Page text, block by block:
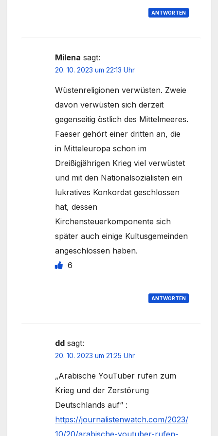
ANTWORTEN
Milena sagt:
20. 10. 2023 um 22:13 Uhr
Wüstenreligionen verwüsten. Zweie
davon verwüsten sich derzeit
gegenseitig östlich des Mittelmeeres.
Faeser gehört einer dritten an, die
in Mitteleuropa schon im
Dreißigjährigen Krieg viel verwüstet
und mit den Nationalsozialisten ein
lukratives Konkordat geschlossen
hat, dessen
Kirchensteuerkomponente sich
später auch einige Kultusgemeinden
angeschlossen haben.
6
ANTWORTEN
dd sagt:
20. 10. 2023 um 21:25 Uhr
„Arabische YouTuber rufen zum
Krieg und der Zerstörung
Deutschlands auf“ :
https://journalistenwatch.com/2023/